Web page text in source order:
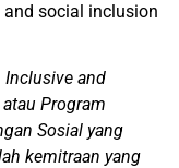
social inclusion
Inclusive and
Program
Sosial yang
kemitraan yang